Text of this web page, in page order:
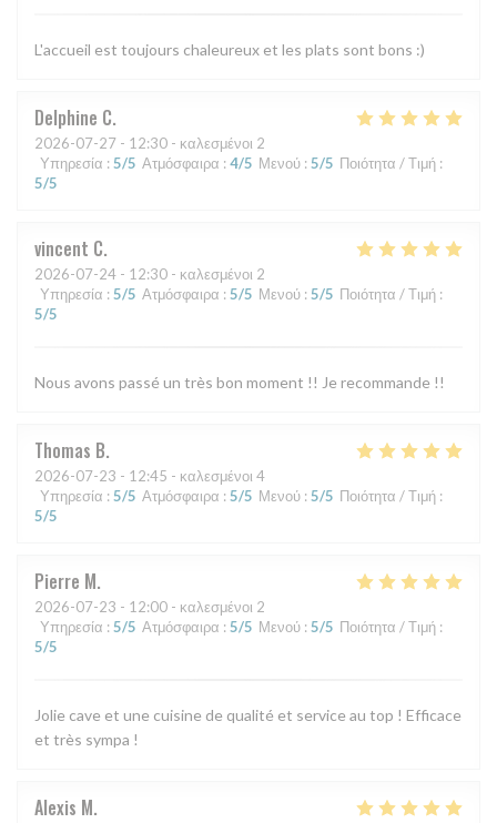
L'accueil est toujours chaleureux et les plats sont bons :)
Delphine C
2026-07-27 - 12:30 - καλεσμένοι 2
Υπηρεσία : 5/5 Ατμόσφαιρα : 4/5 Μενού : 5/5 Ποιότητα / Τιμή :
5/5
vincent C
2026-07-24 - 12:30 - καλεσμένοι 2
Υπηρεσία : 5/5 Ατμόσφαιρα : 5/5 Μενού : 5/5 Ποιότητα / Τιμή :
5/5
Nous avons passé un très bon moment !! Je recommande !!
Thomas B
2026-07-23 - 12:45 - καλεσμένοι 4
Υπηρεσία : 5/5 Ατμόσφαιρα : 5/5 Μενού : 5/5 Ποιότητα / Τιμή :
5/5
Pierre M
2026-07-23 - 12:00 - καλεσμένοι 2
Υπηρεσία : 5/5 Ατμόσφαιρα : 5/5 Μενού : 5/5 Ποιότητα / Τιμή :
5/5
Jolie cave et une cuisine de qualité et service au top ! Efficace
et très sympa !
Alexis M